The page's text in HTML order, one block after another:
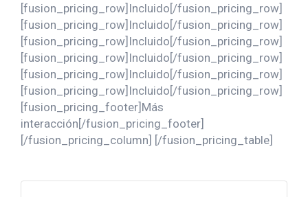
[fusion_pricing_row]Incluido[/fusion_pricing_row]
[fusion_pricing_row]Incluido[/fusion_pricing_row]
[fusion_pricing_row]Incluido[/fusion_pricing_row]
[fusion_pricing_row]Incluido[/fusion_pricing_row]
[fusion_pricing_row]Incluido[/fusion_pricing_row]
[fusion_pricing_row]Incluido[/fusion_pricing_row]
[fusion_pricing_footer]Más
interacción[/fusion_pricing_footer]
[/fusion_pricing_column] [/fusion_pricing_table]